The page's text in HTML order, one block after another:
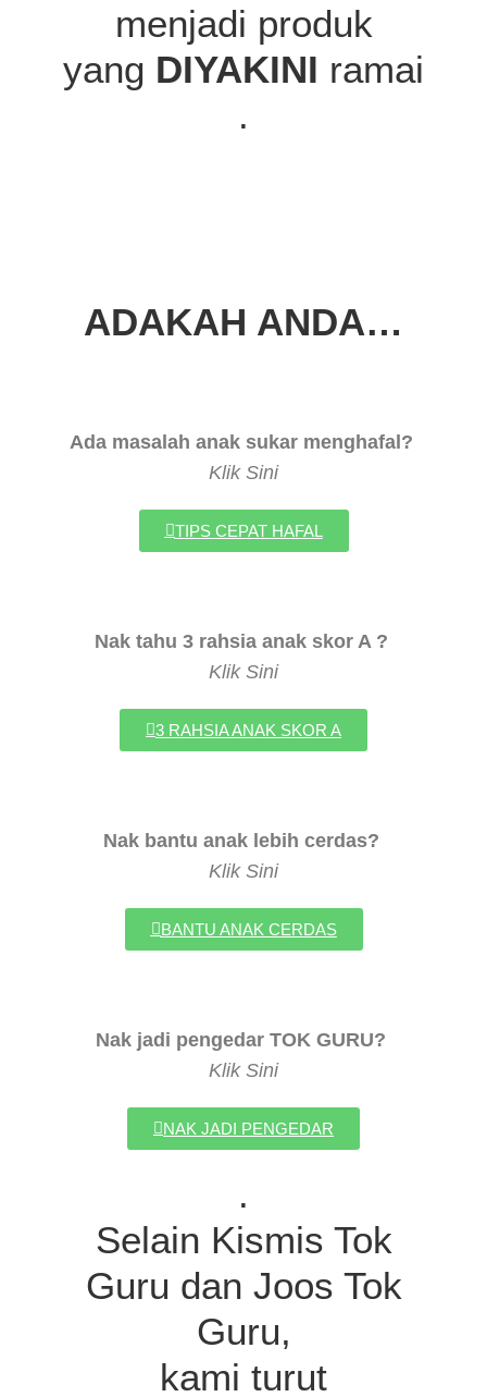
menjadi produk
yang DIYAKINI ramai
.
ADAKAH ANDA…
Ada masalah anak sukar menghafal?
Klik Sini
TIPS CEPAT HAFAL
Nak tahu 3 rahsia anak skor A ?
Klik Sini
3 RAHSIA ANAK SKOR A
Nak bantu anak lebih cerdas?
Klik Sini
BANTU ANAK CERDAS
Nak jadi pengedar TOK GURU?
Klik Sini
NAK JADI PENGEDAR
.
Selain Kismis Tok
Guru dan Joos Tok
Guru,
kami turut